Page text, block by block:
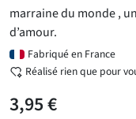
marraine du monde ,
d’amour.
Fabriqué en France
Réalisé rien que pour
3,95 €